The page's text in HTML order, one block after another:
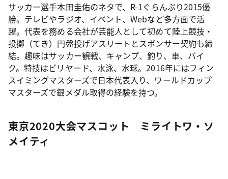
サッカー選手本田圭佑のネタで、R-1ぐらんぷり2015優
勝。テレビやラジオ、イベント、Webなど多方面で活
躍。代表を務める会社が芸能人として初めて陸上競技・
投擲（てき）円盤投げアスリートとスポンサー契約も締
結。趣味はサッカー観戦、キャンプ、釣り、車、バイ
ク。特技はビリヤード、水泳、水球。2016年にはフィン
スイミングマスターズで日本代表入り、ワールドカップ
マスターズで銀メダル取得の経験を持つ。
東京2020大会マスコット ミライトワ・ソ
メイティ